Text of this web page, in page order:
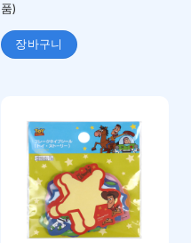
품)
장바구니